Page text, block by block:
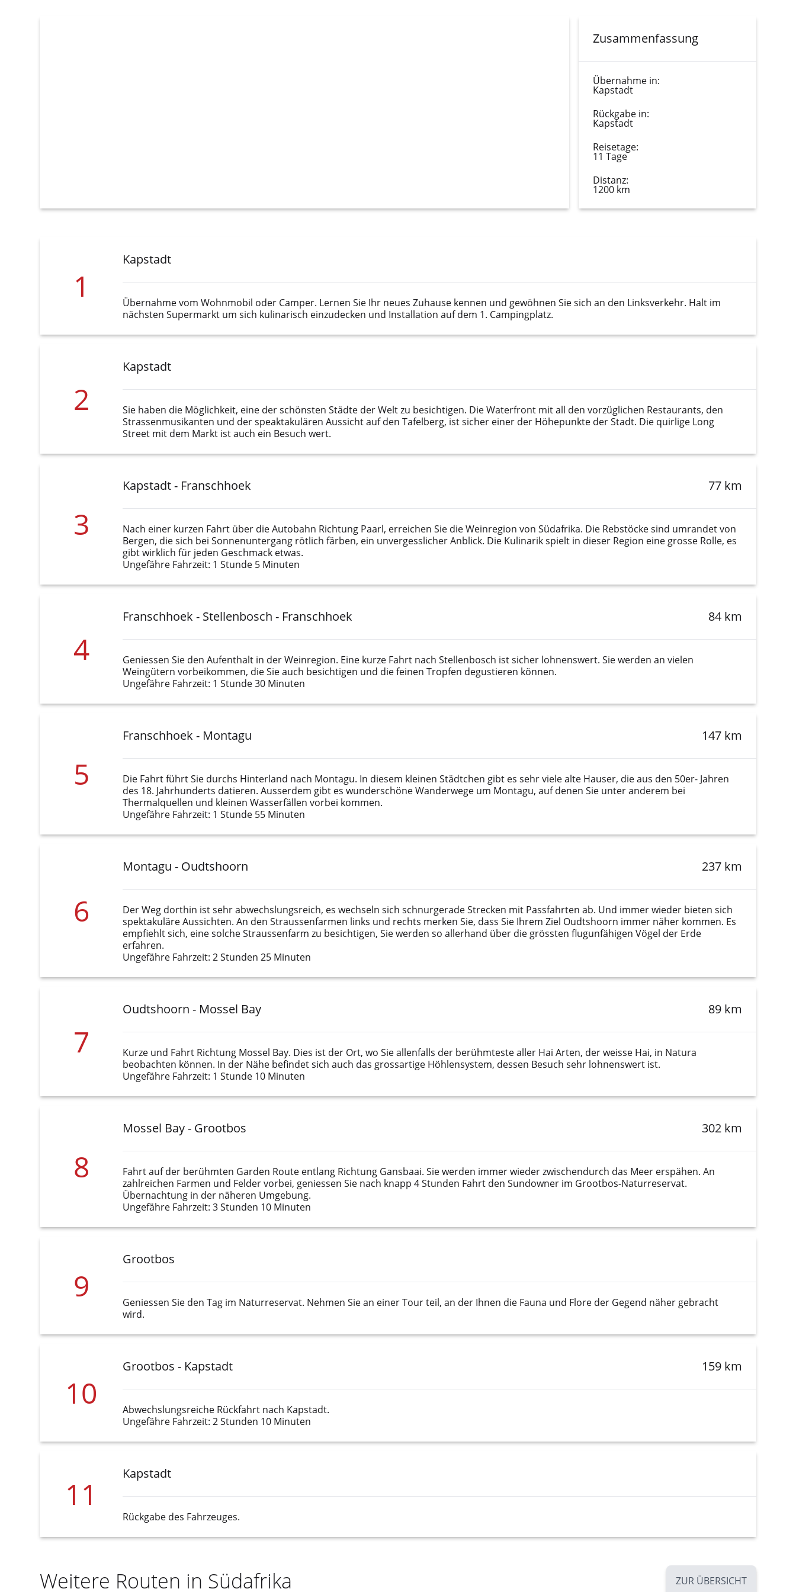
Zusammenfassung
Übernahme in:
Kapstadt
Rückgabe in:
Kapstadt
Reisetage:
11 Tage
Distanz:
1200 km
1
Kapstadt
Übernahme vom Wohnmobil oder Camper. Lernen Sie Ihr neues Zuhause kennen und gewöhnen Sie sich an den Linksverkehr. Halt im
nächsten Supermarkt um sich kulinarisch einzudecken und Installation auf dem 1. Campingplatz.
2
Kapstadt
Sie haben die Möglichkeit, eine der schönsten Städte der Welt zu besichtigen. Die Waterfront mit all den vorzüglichen Restaurants, den
Strassenmusikanten und der speaktakulären Aussicht auf den Tafelberg, ist sicher einer der Höhepunkte der Stadt. Die quirlige Long
Street mit dem Markt ist auch ein Besuch wert.
3
Kapstadt - Franschhoek 77 km
Nach einer kurzen Fahrt über die Autobahn Richtung Paarl, erreichen Sie die Weinregion von Südafrika. Die Rebstöcke sind umrandet von
Bergen, die sich bei Sonnenuntergang rötlich färben, ein unvergesslicher Anblick. Die Kulinarik spielt in dieser Region eine grosse Rolle, es
gibt wirklich für jeden Geschmack etwas.
Ungefähre Fahrzeit: 1 Stunde 5 Minuten
4
Franschhoek - Stellenbosch - Franschhoek 84 km
Geniessen Sie den Aufenthalt in der Weinregion. Eine kurze Fahrt nach Stellenbosch ist sicher lohnenswert. Sie werden an vielen
Weingütern vorbeikommen, die Sie auch besichtigen und die feinen Tropfen degustieren können.
Ungefähre Fahrzeit: 1 Stunde 30 Minuten
5
Franschhoek - Montagu 147 km
Die Fahrt führt Sie durchs Hinterland nach Montagu. In diesem kleinen Städtchen gibt es sehr viele alte Hauser, die aus den 50er- Jahren
des 18. Jahrhunderts datieren. Ausserdem gibt es wunderschöne Wanderwege um Montagu, auf denen Sie unter anderem bei
Thermalquellen und kleinen Wasserfällen vorbei kommen.
Ungefähre Fahrzeit: 1 Stunde 55 Minuten
6
Montagu - Oudtshoorn 237 km
Der Weg dorthin ist sehr abwechslungsreich, es wechseln sich schnurgerade Strecken mit Passfahrten ab. Und immer wieder bieten sich
spektakuläre Aussichten. An den Straussenfarmen links und rechts merken Sie, dass Sie Ihrem Ziel Oudtshoorn immer näher kommen. Es
empfiehlt sich, eine solche Straussenfarm zu besichtigen, Sie werden so allerhand über die grössten flugunfähigen Vögel der Erde
erfahren.
Ungefähre Fahrzeit: 2 Stunden 25 Minuten
7
Oudtshoorn - Mossel Bay 89 km
Kurze und Fahrt Richtung Mossel Bay. Dies ist der Ort, wo Sie allenfalls der berühmteste aller Hai Arten, der weisse Hai, in Natura
beobachten können. In der Nähe befindet sich auch das grossartige Höhlensystem, dessen Besuch sehr lohnenswert ist.
Ungefähre Fahrzeit: 1 Stunde 10 Minuten
8
Mossel Bay - Grootbos 302 km
Fahrt auf der berühmten Garden Route entlang Richtung Gansbaai. Sie werden immer wieder zwischendurch das Meer erspähen. An
zahlreichen Farmen und Felder vorbei, geniessen Sie nach knapp 4 Stunden Fahrt den Sundowner im Grootbos-Naturreservat.
Übernachtung in der näheren Umgebung.
Ungefähre Fahrzeit: 3 Stunden 10 Minuten
9
Grootbos
Geniessen Sie den Tag im Naturreservat. Nehmen Sie an einer Tour teil, an der Ihnen die Fauna und Flore der Gegend näher gebracht
wird.
10
Grootbos - Kapstadt 159 km
Abwechslungsreiche Rückfahrt nach Kapstadt.
Ungefähre Fahrzeit: 2 Stunden 10 Minuten
11
Kapstadt
Rückgabe des Fahrzeuges.
Weitere Routen in Südafrika ZUR ÜBERSICHT